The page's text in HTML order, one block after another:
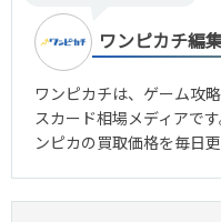
ワンピカチ編
ワンピカチは、ゲーム攻
スカード相場メディアで
ンピカの買取価格を毎日更